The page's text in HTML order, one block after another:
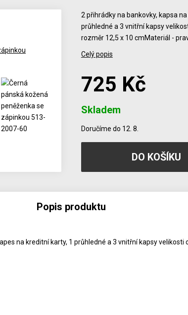
2 přihrádky na bankovky, kapsa
průhledné a 3 vnitřní kapsy
rozměr 12,5 x 10 cmMateriál -
Celý popis
725 Kč
Skladem
Doručíme do 12. 8.
Popis produktu
na kreditní karty, 1 průhledné a 3 vnitřní kapsy velikosti